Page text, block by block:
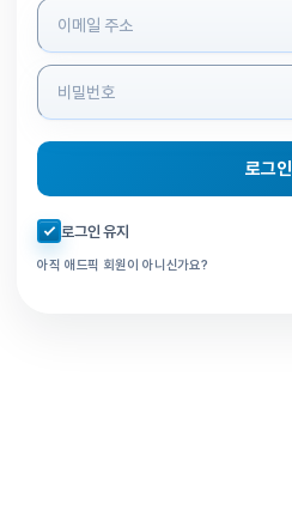
로그인 정보 입력
로그인
자동로그인 체크
로그인 유지
아직 애드픽 회원이 아니신가요?